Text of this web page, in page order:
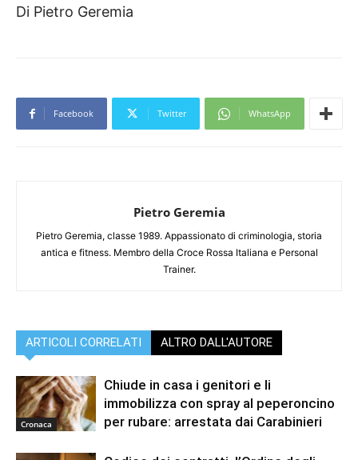
Di Pietro Geremia
Facebook Twitter WhatsApp
Pietro Geremia
Pietro Geremia, classe 1989. Appassionato di criminologia, storia
antica e fitness. Membro della Croce Rossa Italiana e Personal
Trainer.
ARTICOLI CORRELATI ALTRO DALL'AUTORE
Cronaca
Chiude in casa i genitori e li
immobilizza con spray al peperoncino
per rubare: arrestata dai Carabinieri